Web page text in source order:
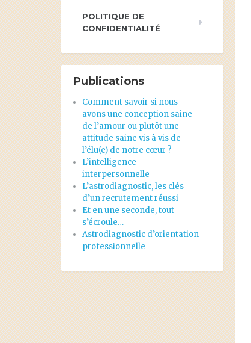
POLITIQUE DE
CONFIDENTIALITÉ
Publications
Comment savoir si nous
avons une conception saine
de l’amour ou plutôt une
attitude saine vis à vis de
l’élu(e) de notre cœur ?
L’intelligence
interpersonnelle
L’astrodiagnostic, les clés
d’un recrutement réussi
Et en une seconde, tout
s’écroule…
Astrodiagnostic d’orientation
professionnelle